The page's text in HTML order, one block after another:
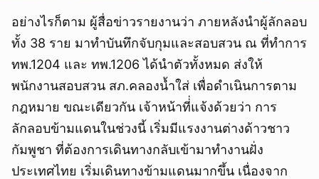
อย่างไรก็ตาม ผู้สื่อข่าวรายงานว่า ภายหลังนำผู้ลักลอบ
ทั้ง 38 ราย มาทำบันทึกจับกุมและสอบสวน ณ ที่ทำการ
ทพ.1204 และ ทพ.1206 ได้นำตัวทั้งหมด ส่งให้
พนักงานสอบสวน สภ.คลองน้ำใส่ เพื่อดำเนินการตาม
กฎหมาย ขณะเดียวกัน เจ้าหน้าที่่แจ้งด้วยว่า การ
ลักลอบข้ามแดนในช่วงนี้ เริ่มมีแรงงานต่างด้าวชาว
กัมพูชา ที่ต้องการเดินทางกลับเข้ามาทำงานฝั่ง
ประเทศไทย เริ่มเดินทางข้ามแดนมากขึ้น เนื่องจาก